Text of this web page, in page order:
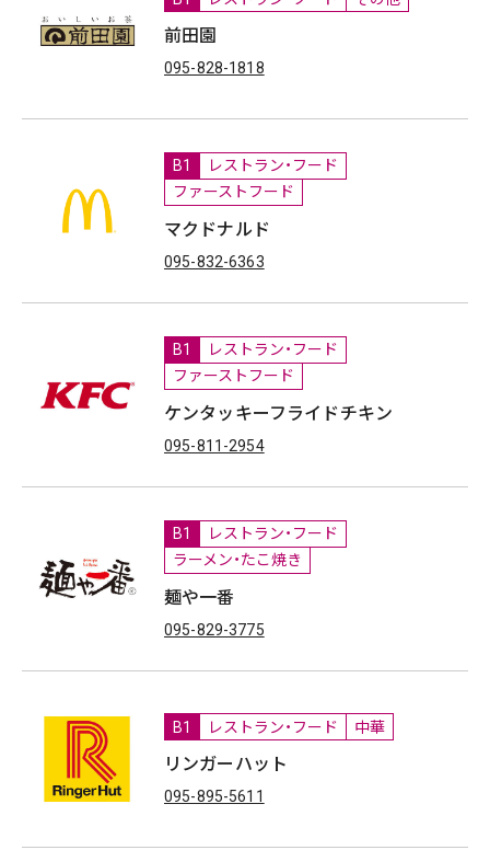
前田園
095-828-1818
B1
レストラン・フード
ファーストフード
マクドナルド
095-832-6363
B1
レストラン・フード
ファーストフード
ケンタッキーフライドチキン
095-811-2954
B1
レストラン・フード
ラーメン・たこ焼き
麺や一番
095-829-3775
B1 レストラン・フード 中華
リンガーハット
095-895-5611